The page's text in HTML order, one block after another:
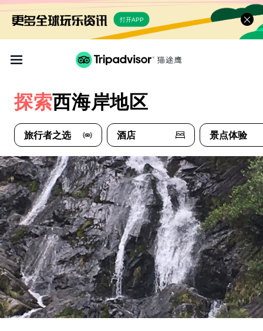
打开APP
探索西海岸地区
旅行者之选 酒店 景点体验